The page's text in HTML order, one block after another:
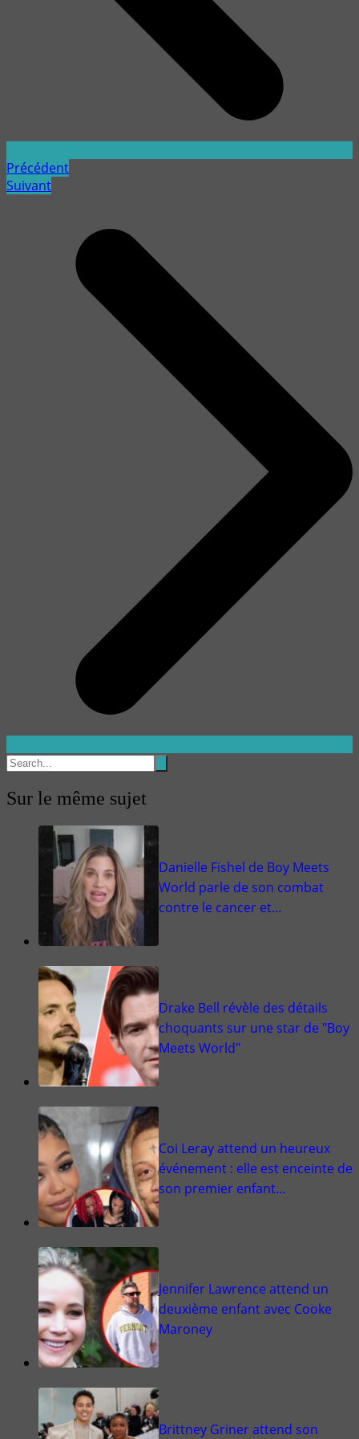
Précédent
Suivant
Sur le même sujet
Danielle Fishel de Boy Meets
World parle de son combat
contre le cancer et…
Drake Bell révèle des détails
choquants sur une star de "Boy
Meets World"
Coi Leray attend un heureux
événement : elle est enceinte de
son premier enfant…
Jennifer Lawrence attend un
deuxième enfant avec Cooke
Maroney
Brittney Griner attend son